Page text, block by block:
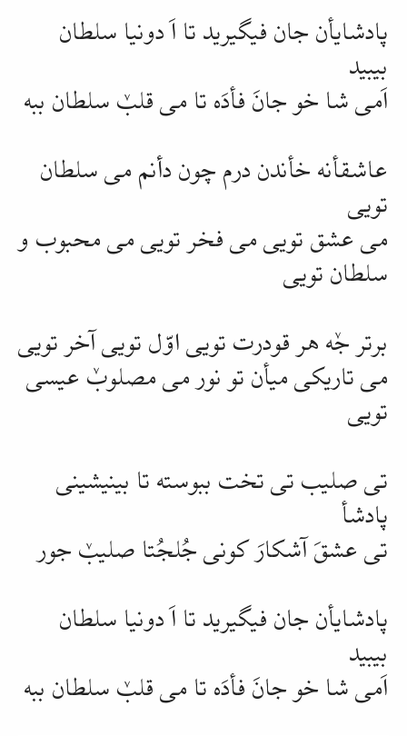
پادشایأن جان فیگیرید تا اَ دونیا سلطان
بیبید
اَمی شا خو جانَ فأدَه تا می قلبٚ سلطان ببه
عاشقأنه خأندن درم چون دأنم می سلطان
تویی
می عشق تویی می فخر تویی می محبوب و
سلطان تویی
برتر جٚه هر قودرت تویی اوّل تویی آخر تویی
می تاریکی میأن تو نور می مصلوبٚ عیسی
تویی
تی صلیب تی تخت ببوسته تا بینیشینی
پادشأ
تی عشقَ آشکارَ کونی جُلجُتا صلیبٚ جور
پادشایأن جان فیگیرید تا اَ دونیا سلطان
بیبید
اَمی شا خو جانَ فأدَه تا می قلبٚ سلطان ببه